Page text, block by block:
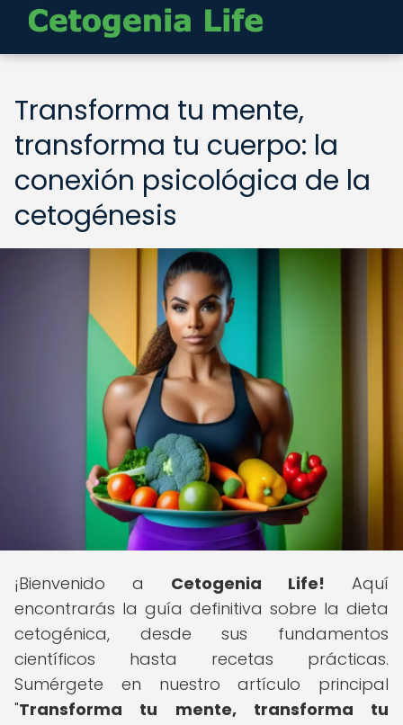
Transforma tu mente,
transforma tu cuerpo: la
conexión psicológica de la
cetogénesis
¡Bienvenido a Cetogenia Life! Aquí
encontrarás la guía definitiva sobre la dieta
cetogénica, desde sus fundamentos
científicos hasta recetas prácticas.
Sumérgete en nuestro artículo principal
"Transforma tu mente, transforma tu